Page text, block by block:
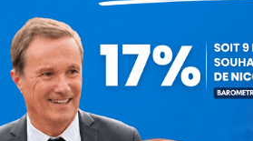
Actualités
Marie-
17 octobre 2024
Le 21 septembre après une
attente de plus de 100 jours,
découvert un nouveau